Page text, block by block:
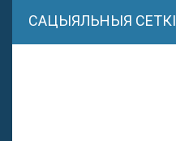
САЦЫЯЛЬНЫЯ СЕТКІ